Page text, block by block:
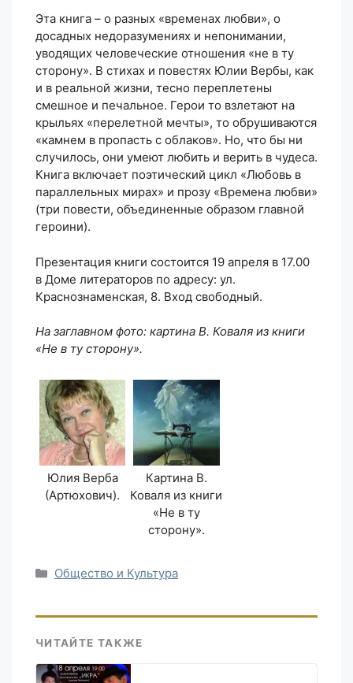
Эта книга – о разных «временах любви», о
досадных недоразумениях и непонимании,
уводящих человеческие отношения «не в ту
сторону». В стихах и повестях Юлии Вербы, как
и в реальной жизни, тесно переплетены
смешное и печальное. Герои то взлетают на
крыльях «перелетной мечты», то обрушиваются
«камнем в пропасть с облаков». Но, что бы ни
случилось, они умеют любить и верить в чудеса.
Книга включает поэтический цикл «Любовь в
параллельных мирах» и прозу «Времена любви»
(три повести, объединенные образом главной
героини).
Презентация книги состоится 19 апреля в 17.00
в Доме литераторов по адресу: ул.
Краснознаменская, 8. Вход свободный.
На заглавном фото: картина В. Коваля из книги
«Не в ту сторону».
Юлия Верба
(Артюхович).
Картина В.
Коваля из книги
«Не в ту
сторону».
Рубрики
Общество и Культура
ЧИТАЙТЕ ТАКЖЕ